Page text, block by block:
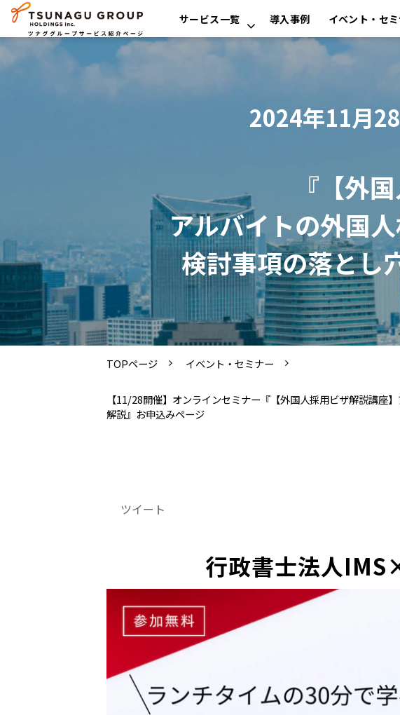
サービス一覧 導入事例 イベント・セ
2024年11月
『【外
アルバイトの外国
検討事項の落とし
TOPページ イベント・セミナー
【11/28開催】オンラインセミナー『【外国人採用ビザ解説講座
解説』お申込みページ
ツイート
行政書士法人